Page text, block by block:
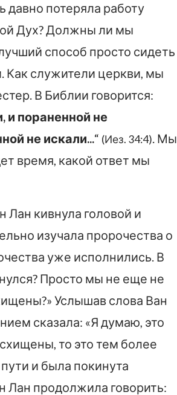
давно потеряла работу
Дух? Должны ли мы
способ просто сидеть
Как служители церкви, мы
В Библии говорится:
и пораненной не
не искали...“ (Иез. 34:4). Мы
время, какой ответ мы
кивнула головой и
изучала пророчества о
уже исполнились. В
Просто мы не еще не
Услышав слова Ван
сказала: «Я думаю, это
то это тем более
и была покинута
Лан продолжила говорить: